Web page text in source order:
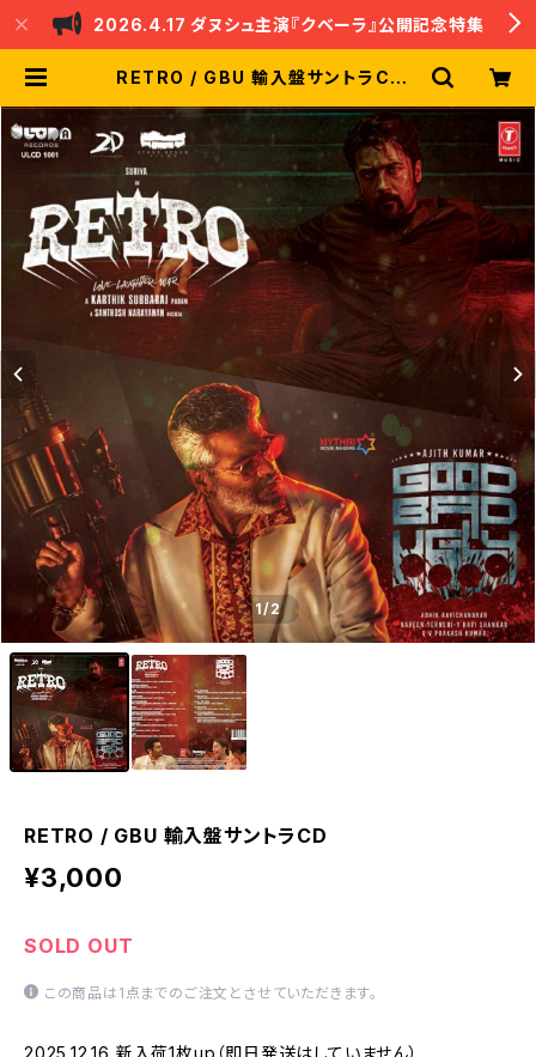
2026.4.17 ダヌシュ主演『クベーラ』公開記念特集
RETRO / GBU 輸入盤サントラCD |
1/2
RETRO / GBU 輸入盤サントラCD
¥3,000
SOLD OUT
この商品は1点までのご注文とさせていただきます。
2025.12.16 新入荷1枚up（即日発送はしていません）